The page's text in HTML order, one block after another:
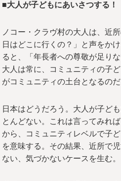
■大人が子どもにあいさつする！
ノコー・クラヴ村の大人は、近
日はどこに行くの？」と声をか
ると、「年長者への尊敬が足り
大人は常に、コミュニティの子
がコミュニティの土台となるのだ
日本はどうだろう。大人が子ど
とんどない。これは言ってみれ
から、コミュニティレベルで子
を意味する。その結果、近所で
ない、気づかないケースを生む。